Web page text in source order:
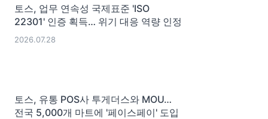
토스, 업무 연속성 국제표준 'ISO
22301' 인증 획득… 위기 대응 역량 인정
2026.07.28
토스, 유통 POS사 투게더스와 MOU…
전국 5,000개 마트에 '페이스페이' 도입